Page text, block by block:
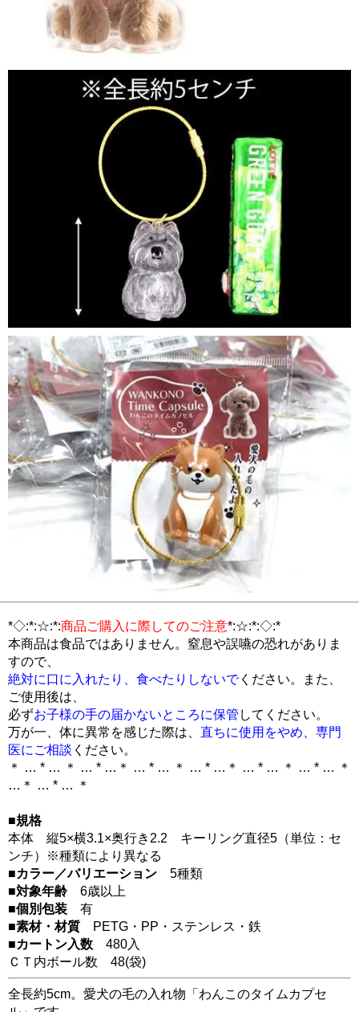
*◇:*:☆:*:商品ご購入に際してのご注意*:☆:*:◇:*
本商品は食品ではありません。窒息や誤嚥の恐れがありま
すので、
絶対に口に入れたり、食べたりしないでください。また、
ご使用後は、
必ずお子様の手の届かないところに保管 してください。
万が一、体に異常を感じた際は、 直ちに使用をやめ、専門
医にご相談 ください。
＊ … * … ＊ … * …＊ … * … ＊ … * …＊ … * … ＊ … * … ＊
…＊ … * … ＊
■規格
本体 縦5×横3.1×奥行き2.2 キーリング直径5（単位：セ
ンチ）※種類により異なる
■カラー／バリエーション 5種類
■対象年齢 6歳以上
■個別包装 有
■素材・材質 PETG・PP・ステンレス・鉄
■カートン入数 480入
ＣＴ内ボール数 48(袋)
全長約5cm。愛犬の毛の入れ物「わんこのタイムカプセ